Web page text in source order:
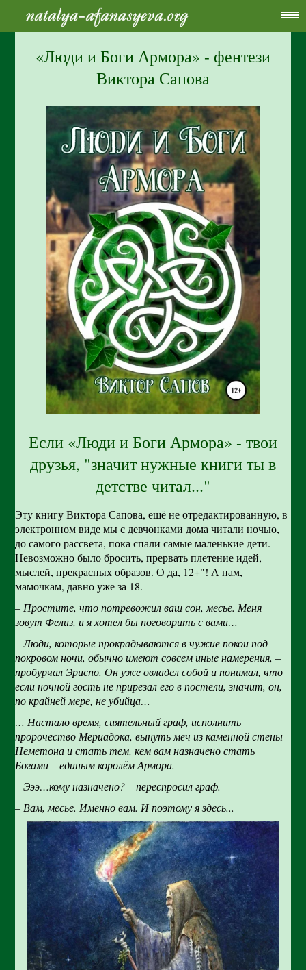
«Люди и Боги Армора» - фентези
Виктора Сапова
Если «Люди и Боги Армора» - твои
друзья, "значит нужные книги ты в
детстве читал..."
Эту книгу Виктора Сапова, ещё не отредактированную, в
электронном виде мы с девчонками дома читали ночью,
до самого рассвета, пока спали самые маленькие дети.
Невозможно было бросить, прервать плетение идей,
мыслей, прекрасных образов. О да, 12+"! А нам,
мамочкам, давно уже за 18.
– Простите, что потревожил ваш сон, месье. Меня
зовут Фелиз, и я хотел бы поговорить с вами…
– Люди, которые прокрадываются в чужие покои под
покровом ночи, обычно имеют совсем иные намерения, –
пробурчал Эриспо. Он уже овладел собой и понимал, что
если ночной гость не прирезал его в постели, значит, он,
по крайней мере, не убийца…
… Настало время, сиятельный граф, исполнить
пророчество Мериадока, вынуть меч из каменной стены
Неметона и стать тем, кем вам назначено стать
Богами – единым королём Армора.
– Эээ…кому назначено? – переспросил граф.
– Вам, месье. Именно вам. И поэтому я здесь...